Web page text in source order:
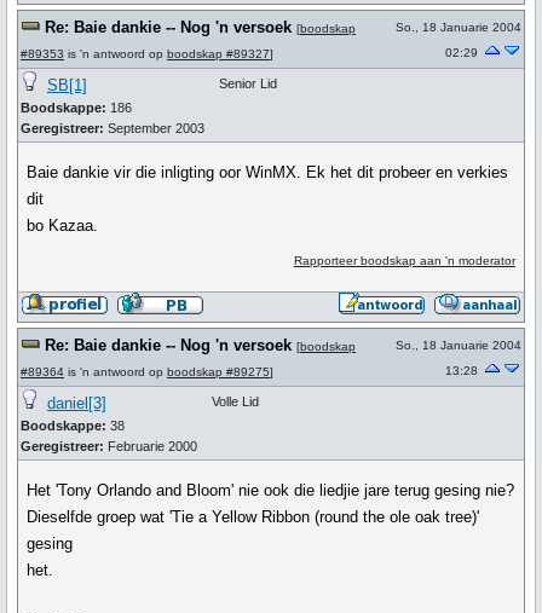
Re: Baie dankie -- Nog 'n versoek [boodskap
#89353 is 'n antwoord op boodskap #89327]
So., 18 Januarie 2004
02:29
SB[1]
Boodskappe: 186
Geregistreer: September 2003
Senior Lid
Baie dankie vir die inligting oor WinMX. Ek het dit probeer en verkies
dit
bo Kazaa.
Rapporteer boodskap aan 'n moderator
Re: Baie dankie -- Nog 'n versoek [boodskap
#89364 is 'n antwoord op boodskap #89275]
So., 18 Januarie 2004
13:28
daniel[3]
Boodskappe: 38
Geregistreer: Februarie 2000
Volle Lid
Het 'Tony Orlando and Bloom' nie ook die liedjie jare terug gesing nie?
Dieselfde groep wat 'Tie a Yellow Ribbon (round the ole oak tree)'
gesing
het.